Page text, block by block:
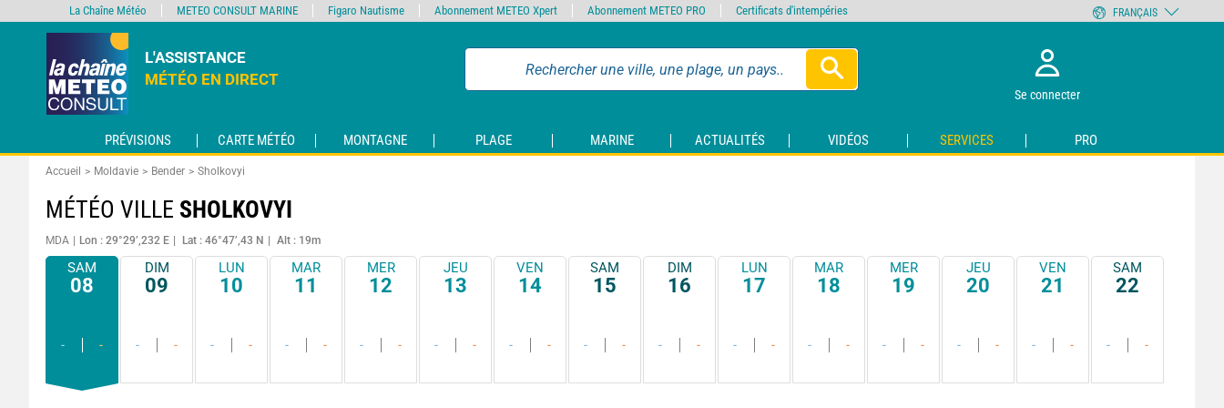
L'ASSISTANCE
MÉTÉO EN DIRECT
Se connecter
PRÉVISIONS CARTE MÉTÉO MONTAGNE PLAGE MARINE ACTUALITÉS VIDÉOS SERVICES PRO
Accueil Moldavie Bender Sholkovyi
MÉTÉO VILLE SHOLKOVYI
MDA Lon : 29°29’,232 E Lat : 46°47’,43 N Alt : 19m
SAM
08
- -
DIM
09
- -
LUN
10
- -
MAR
11
- -
MER
12
- -
JEU
13
- -
VEN
14
- -
SAM
15
- -
DIM
16
- -
LUN
17
- -
MAR
18
- -
MER
19
- -
JEU
20
- -
VEN
21
- -
SAM
22
- -
La Chaîne Météo METEO CONSULT MARINE Figaro Nautisme Abonnement METEO Xpert Abonnement METEO PRO Certificats d'intempéries FRANÇAIS